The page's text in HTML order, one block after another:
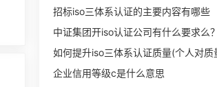
招标iso三体系认证的主要内容有哪些
中证集团开iso认证公司有什么要求么？
企业信用等级c是什么意思